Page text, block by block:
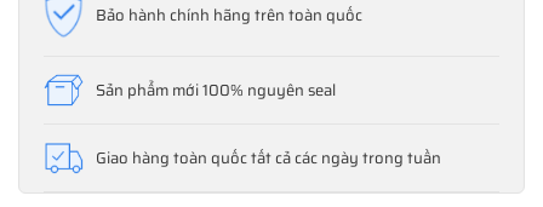
Bảo hành chính hãng trên toàn quốc
Sản phẩm mới 100% nguyên seal
Giao hàng toàn quốc tất cả các ngày trong tuần